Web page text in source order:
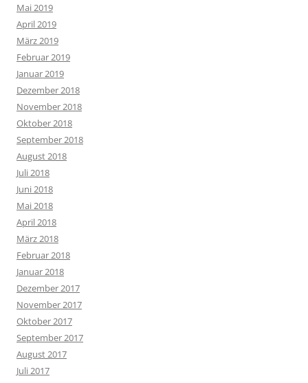
Mai 2019
April 2019
März 2019
Februar 2019
Januar 2019
Dezember 2018
November 2018
Oktober 2018
September 2018
August 2018
Juli 2018
Juni 2018
Mai 2018
April 2018
März 2018
Februar 2018
Januar 2018
Dezember 2017
November 2017
Oktober 2017
September 2017
August 2017
Juli 2017